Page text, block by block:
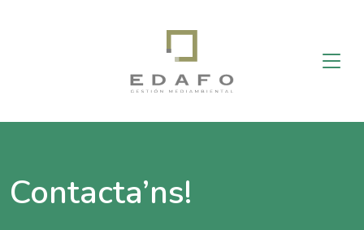
Contacta’ns!